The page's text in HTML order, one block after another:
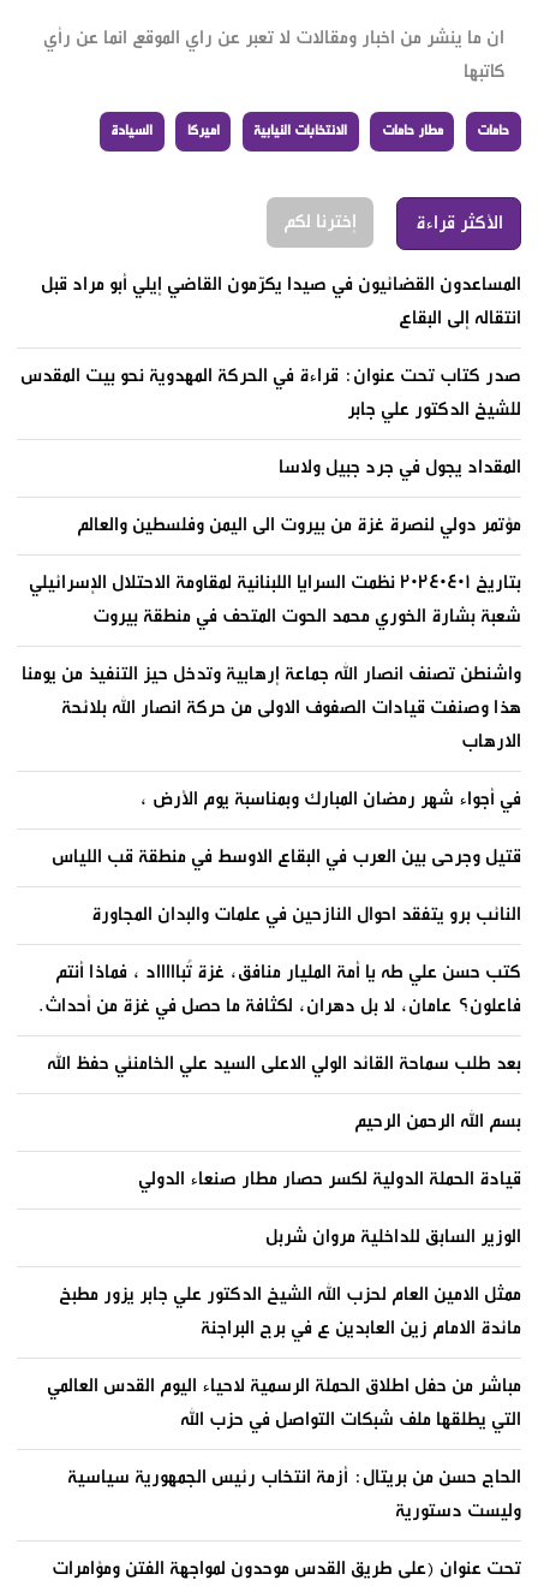
ان ما ينشر من اخبار ومقالات لا تعبر عن راي الموقع انما عن رأي
كاتبها
حامات مطار حامات الانتخابات النيابية اميركا السيادة
الأكثر قراءة إخترنا لكم
المساعدون القضائيون في صيدا يكرّمون القاضي إيلي أبو مراد قبل
انتقاله إلى البقاع
صدر كتاب تحت عنوان: قراءة في الحركة المهدوية نحو بيت المقدس
للشيخ الدكتور علي جابر
المقداد يجول في جرد جبيل ولاسا
مؤتمر دولي لنصرة غزة من بيروت الى اليمن وفلسطين والعالم
بتاريخ ٢٠٢٤٠٤٠١ نظمت السرايا اللبنانية لمقاومة الاحتلال الإسرائيلي
شعبة بشارة الخوري محمد الحوت المتحف في منطقة بيروت
واشنطن تصنف انصار الله جماعة إرهابية وتدخل حيز التنفيذ من يومنا
هذا وصنفت قيادات الصفوف الاولى من حركة انصار الله بلائحة
الارهاب
في أجواء شهر رمضان المبارك وبمناسبة يوم الأرض ،
قتيل وجرحى بين العرب في البقاع الاوسط في منطقة قب اللياس
النائب برو يتفقد احوال النازحين في علمات والبدان المجاورة
كتب حسن علي طه يا أمة المليار منافق، غزة تُباااااد ، فماذا أنتم
فاعلون؟ عامان، لا بل دهران، لكثافة ما حصل في غزة من أحداث.
بعد طلب سماحة القائد الولي الاعلى السيد علي الخامنئي حفظ الله
بسم الله الرحمن الرحيم
قيادة الحملة الدولية لكسر حصار مطار صنعاء الدولي
الوزير السابق للداخلية مروان شربل
ممثل الامين العام لحزب الله الشيخ الدكتور علي جابر يزور مطبخ
مائدة الامام زين العابدين ع في برج البراجنة
مباشر من حفل اطلاق الحملة الرسمية لاحياء اليوم القدس العالمي
التي يطلقها ملف شبكات التواصل في حزب الله
الحاج حسن من بريتال: أزمة انتخاب رئيس الجمهورية سياسية
وليست دستورية
تحت عنوان (على طريق القدس موحدون لمواجهة الفتن ومؤامرات